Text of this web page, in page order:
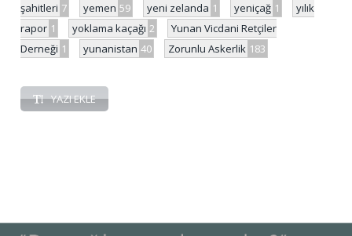
şahitleri 7 yemen 59 yeni zelanda 1 yeniçağ 1
yılık
rapor 1 yoklama kaçağı 2
Yunan Vicdani Retçiler
Derneği 1 yunanistan 40 Zorunlu Askerlik 183
YAZI EKLE